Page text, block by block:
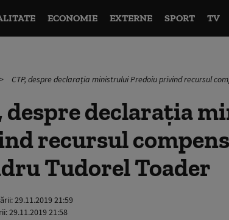
ECONOMIE EXTERNE SPORT TV
CTP, despre declarația ministrului Predoiu privind recursul
despre declarația
recursul
Tudorel Toader
29.11.2019 21:59
29.11.2019 21:58